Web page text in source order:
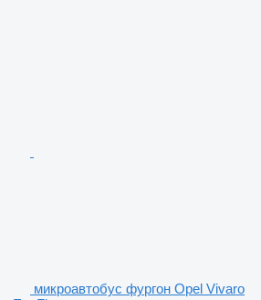
микроавтобус фургон Opel Vivaro